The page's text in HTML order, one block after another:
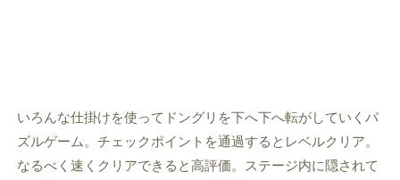
いろんな仕掛けを使ってドングリを下へ下へ転がしていくパ
ズルゲーム。チェックポイントを通過するとレベルクリア。
なるべく速くクリアできると高評価。ステージ内に隠されて